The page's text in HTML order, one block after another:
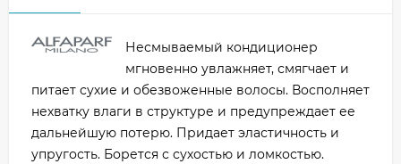
Несмываемый кондиционер
мгновенно увлажняет, смягчает и
питает сухие и обезвоженные волосы. Восполняет
нехватку влаги в структуре и предупреждает ее
дальнейшую потерю. Придает эластичность и
упругость. Борется с сухостью и ломкостью.